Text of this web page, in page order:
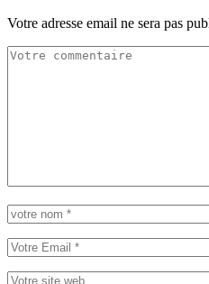
Votre adresse email ne sera pas